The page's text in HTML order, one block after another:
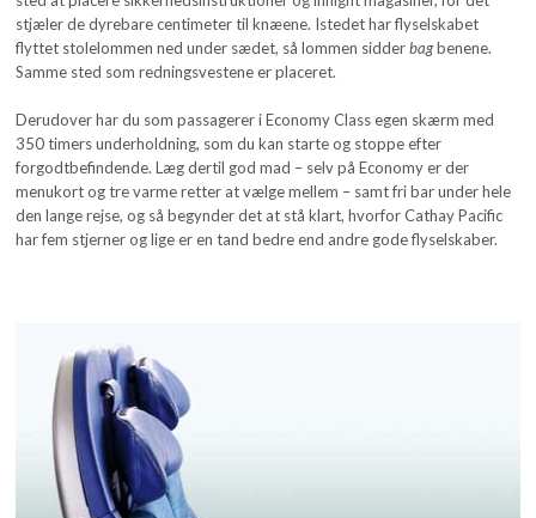
stjæler de dyrebare centimeter til knæene. Istedet har flyselskabet
flyttet stolelommen ned under sædet, så lommen sidderbagbenene.
Samme sted som redningsvestene er placeret.
Derudover har du som passagerer i Economy Class egen skærm med
350 timers underholdning, som du kan starte og stoppe efter
forgodtbefindende. Læg dertil god mad – selv på Economy er der
menukort og tre varme retter at vælge mellem – samt fri bar under hele
den lange rejse, og så begynder det at stå klart, hvorfor Cathay Pacific
har fem stjerner og lige er en tand bedre end andre gode flyselskaber.